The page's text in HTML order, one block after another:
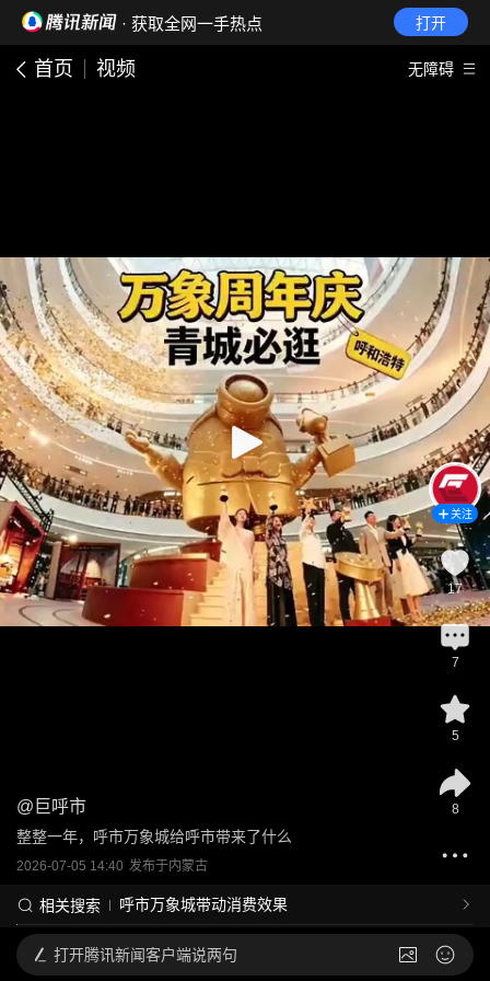
· 获取全网一手热点 打开
首页 视频 无障碍
@ 巨呼市
整整一年，呼市万象城给呼市带来了什么
2026-07-05 14:40 发布于内蒙古
相关搜索 呼市万象城带动消费效果
关注
17
7
5
8
打开腾讯新闻客户端说两句